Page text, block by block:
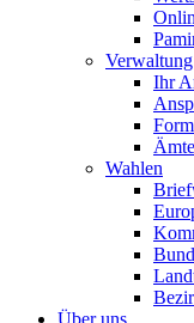
Verwaltung
Ihr
Wahlen
Über uns